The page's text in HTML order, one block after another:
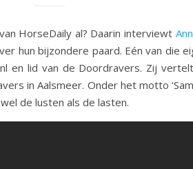
HorseDaily al? Daarin interviewt
hun bijzondere paard. Eén van die
en lid van de Doordravers. Zij
in Aalsmeer. Onder het motto
de lusten als de lasten.